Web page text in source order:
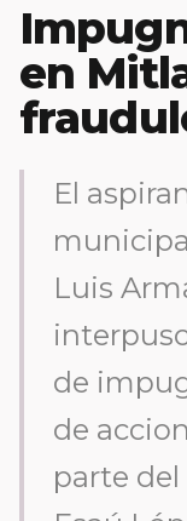
en
El
Luis
de
de
parte del